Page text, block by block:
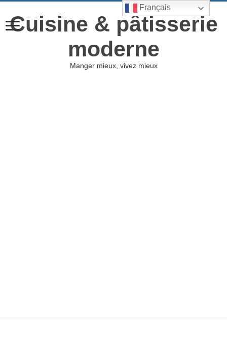
Cuisine & pâtisserie
moderne
Manger mieux, vivez mieux
Français